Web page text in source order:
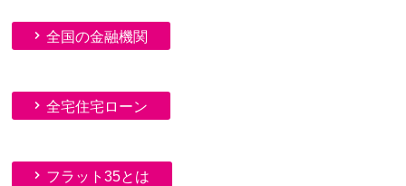
全国の金融機関
全宅住宅ローン
フラット35とは